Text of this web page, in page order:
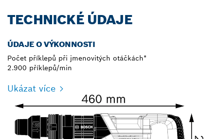
TECHNICKÉ ÚDAJE
ÚDAJE O VÝKONNOSTI
Počet příklepů při jmenovitých otáčkách*
2.900 příklepů/min
Ukázat více